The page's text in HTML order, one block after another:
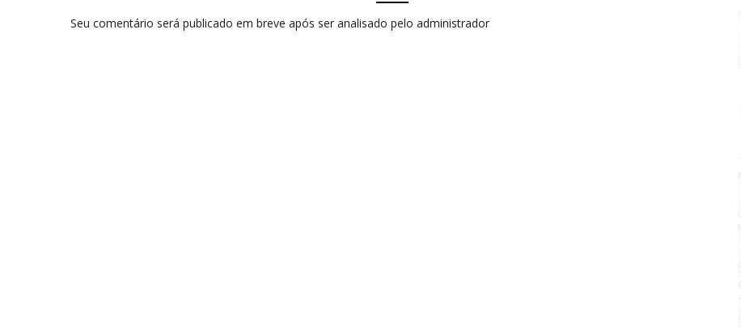
Seu comentário será publicado em breve após ser analisado pelo administrador